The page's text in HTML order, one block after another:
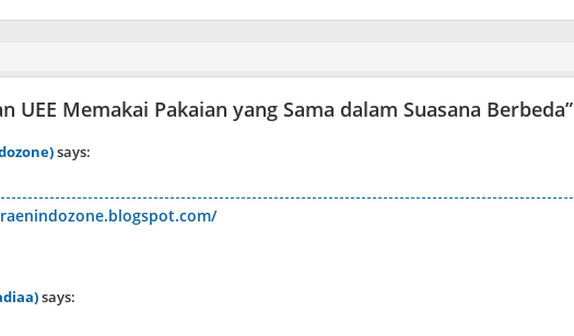
UEE Memakai Pakaian yang Sama dalam Suasana Berbeda”
says:
says: